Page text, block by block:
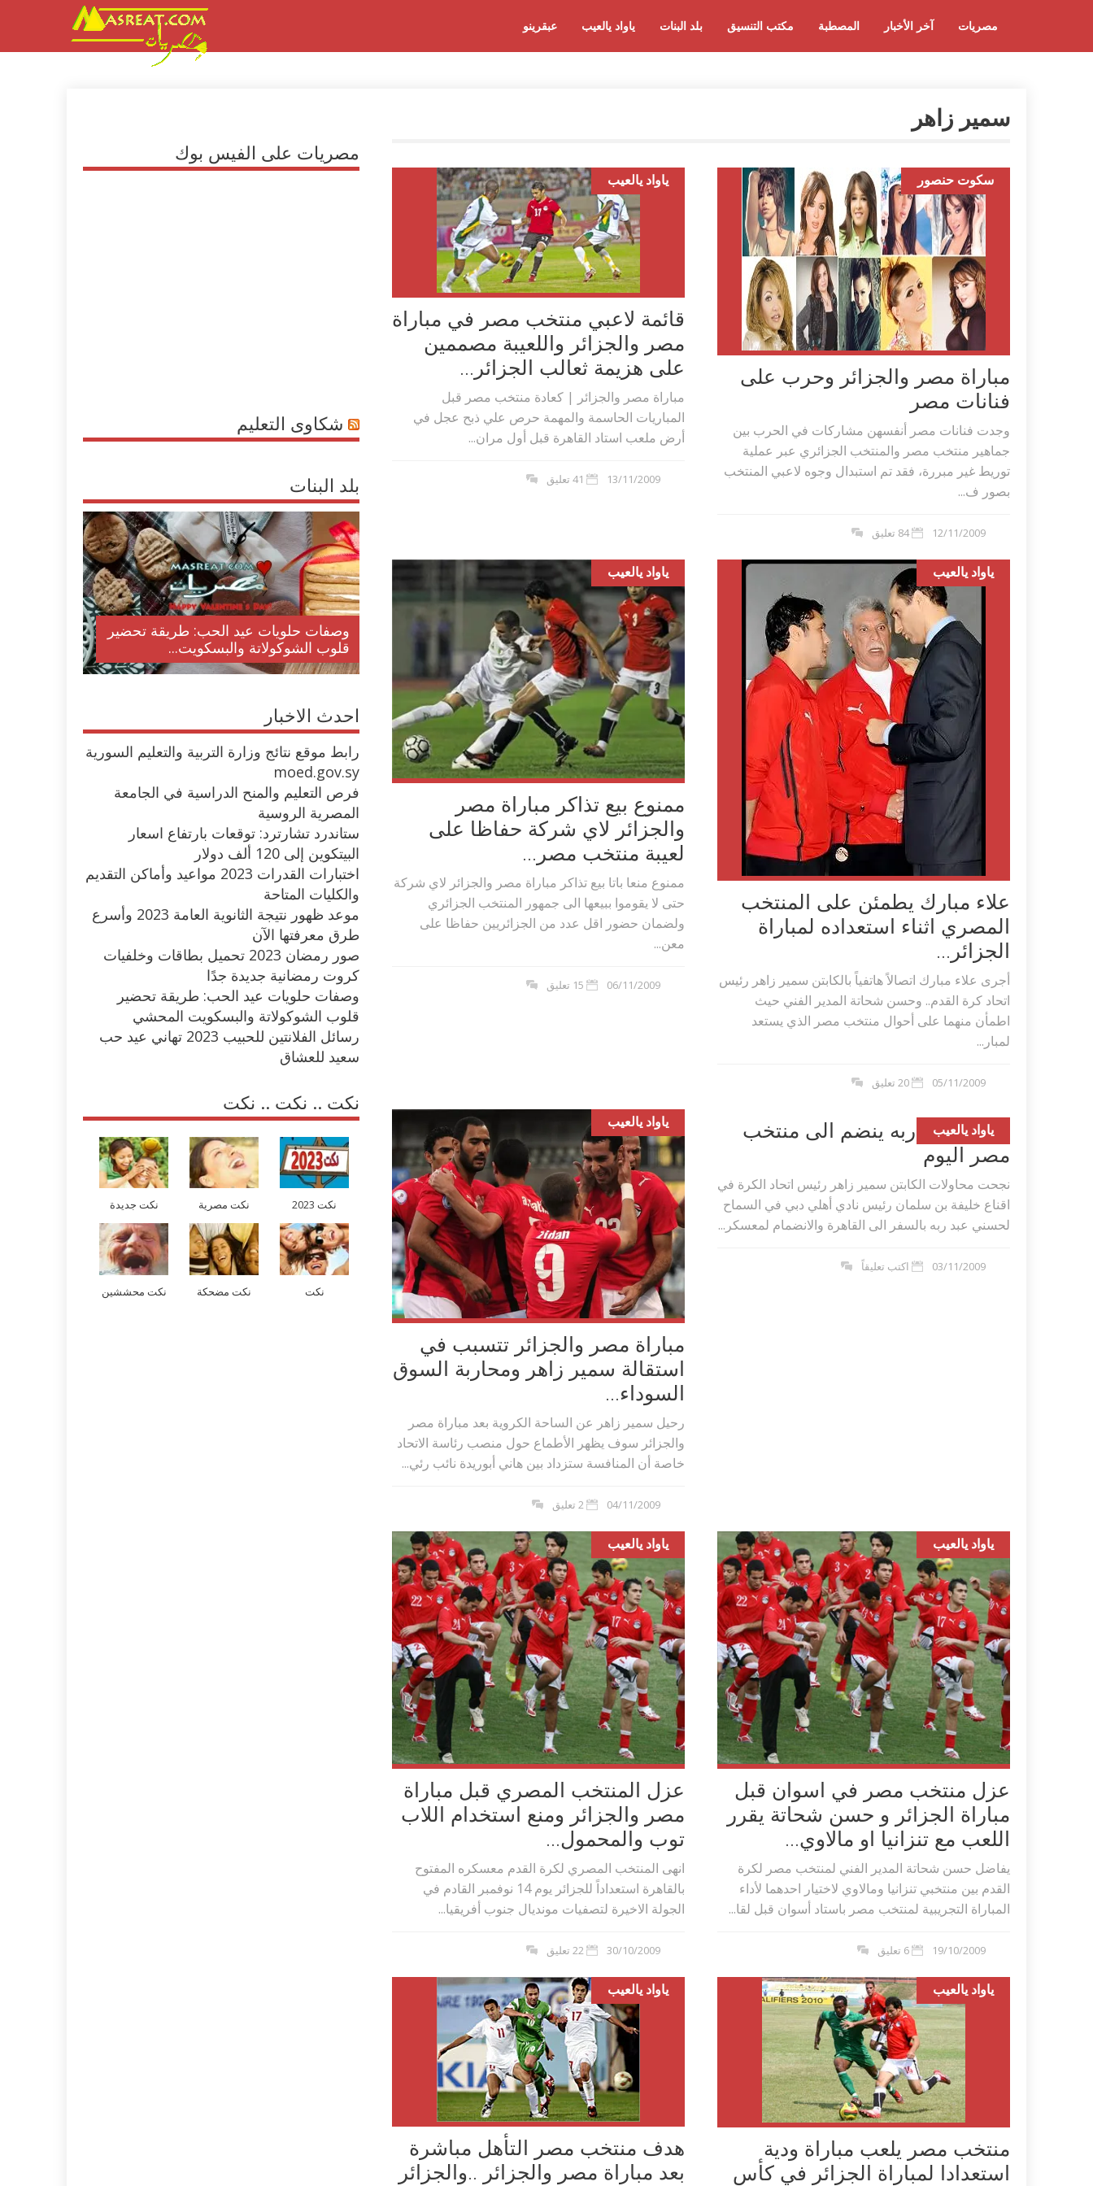
عبقرينو ياواد يالعيب بلد البنات مكتب التنسيق المصطبة آخر الأخبار مصريات
سمير زاهر
ياواد يالعيب
قائمة لاعبي منتخب مصر في مباراة
مصر والجزائر واللعيبة مصممين
على هزيمة ثعالب الجزائر...
مباراة مصر والجزائر | كعادة منتخب مصر قبل
المباريات الحاسمة والمهمة حرص علي ذبح عجل في
أرض ملعب استاد القاهرة قبل أول مران...
13/11/2009 41 تعليق
سكوت حنصور
مباراة مصر والجزائر وحرب على
فنانات مصر
وجدت فنانات مصر أنفسهن مشاركات في الحرب بين
جماهير منتخب مصر والمنتخب الجزائري عبر عملية
توريط‮ ‬غير مبررة،‮ ‬فقد تم استبدال وجوه لاعبي المنتخب
بصور ف...
12/11/2009 84 تعليق
ياواد يالعيب
ممنوع بيع تذاكر مباراة مصر
والجزائر لاي شركة حفاظا على
لعيبة منتخب مصر...
ممنوع منعا باتا بيع تذاكر مباراة مصر والجزائر لاي شركة
حتى لا يقوموا ببيعها الى جمهور المنتخب الجزائري
ولضمان حضور اقل عدد من الجزائريين حفاظا على
معن...
06/11/2009 15 تعليق
ياواد يالعيب
علاء مبارك يطمئن على المنتخب
المصري اثناء استعداده لمباراة
الجزائر...
أجرى علاء مبارك اتصالاً هاتفياً بالكابتن سمير زاهر رئيس
اتحاد كرة القدم.. وحسن شحاتة المدير الفني حيث
اطمأن منهما على أحوال منتخب مصر الذي يستعد
لمبار...
05/11/2009 20 تعليق
ياواد يالعيب
مباراة مصر والجزائر تتسبب في
استقالة سمير زاهر ومحاربة السوق
السوداء...
رحيل سمير زاهر عن الساحة الكروية بعد مباراة مصر
والجزائر سوف‮ ‬يظهر الأطماع حول منصب رئاسة الاتحاد
خاصة أن المنافسة‮ ‬ستزداد بين هاني أبوريدة نائب رئي...
04/11/2009 2 تعليق
ياواد يالعيب
حسني عبد ربه ينضم الى منتخب
مصر اليوم
نجحت محاولات الكابتن سمير زاهر رئيس اتحاد الكرة في
اقناع خليفة بن سلمان رئيس نادي أهلي دبي في السماح
لحسني عبد ربه بالسفر الى القاهرة والانضمام لمعسكر...
03/11/2009 اكتب تعليقاً
ياواد يالعيب
عزل المنتخب المصري قبل مباراة
مصر والجزائر ومنع استخدام اللاب
توب والمحمول...
انهى المنتخب المصري لكرة القدم معسكره المفتوح
بالقاهرة استعداداً للجزائر يوم 14 نوفمبر القادم في
الجولة الاخيرة لتصفيات مونديال جنوب أفريقيا...
30/10/2009 22 تعليق
ياواد يالعيب
عزل منتخب مصر في اسوان قبل
مباراة الجزائر و حسن شحاتة يقرر
اللعب مع تنزانيا او مالاوي...
يفاضل حسن شحاتة المدير الفني لمنتخب مصر لكرة
القدم بين منتخبي تنزانيا ومالاوي لاختيار احدهما لأداء
المباراة التجريبية لمنتخب مصر باستاد أسوان قبل لقا...
19/10/2009 6 تعليق
ياواد يالعيب
هدف منتخب مصر التأهل مباشرة
بعد مباراة مصر والجزائر ..والجزائر
ياواد يالعيب
منتخب مصر يلعب مباراة ودية
استعدادا لمباراة الجزائر في كأس
مصريات على الفيس بوك
شكاوى التعليم
بلد البنات
وصفات حلويات عيد الحب: طريقة تحضير
قلوب الشوكولاتة والبسكويت...
وصفات أكلات عيد راس السنة الميلادية
والميلاد المجيد الكريسما...
طريقة تحضير حلاوة المولد النبوي مع
وصفات بالفيديو والصور...
اكلات عيد الاضحى 2023 وصفات طبخ
احدث الاخبار
رابط موقع نتائج وزارة التربية والتعليم السورية
moed.gov.sy
فرص التعليم والمنح الدراسية في الجامعة
المصرية الروسية
ستاندرد تشارترد: توقعات بارتفاع اسعار
البيتكوين إلى 120 ألف دولار
اختبارات القدرات 2023 مواعيد وأماكن التقديم
والكليات المتاحة
موعد ظهور نتيجة الثانوية العامة 2023 وأسرع
طرق معرفتها الآن
صور رمضان 2023 تحميل بطاقات وخلفيات
كروت رمضانية جديدة جدًا
وصفات حلويات عيد الحب: طريقة تحضير
قلوب الشوكولاتة والبسكويت المحشي
رسائل الفلانتين للحبيب 2023 تهاني عيد حب
سعيد للعشاق
نكت .. نكت .. نكت
نكت 2023 نكت مصرية نكت جديدة
نكت نكت مضحكة نكت محششين